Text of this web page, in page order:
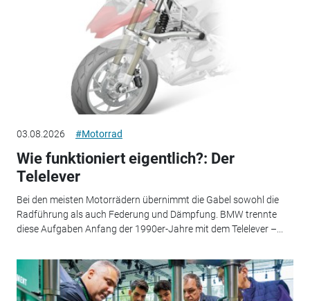
03.08.2026 #Motorrad
Wie funktioniert eigentlich?: Der
Telelever
Bei den meisten Motorrädern übernimmt die Gabel sowohl die
Radführung als auch Federung und Dämpfung. BMW trennte
diese Aufgaben Anfang der 1990er-Jahre mit dem Telelever –...